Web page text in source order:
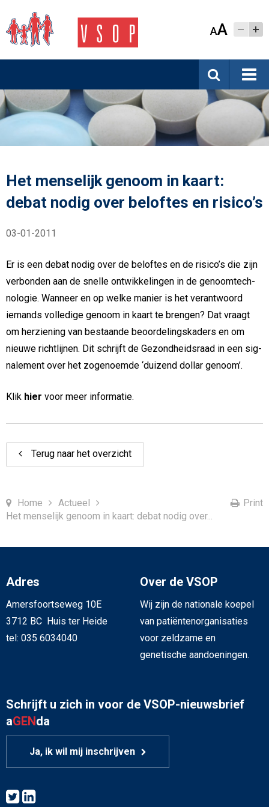
AA
Het menselijk genoom in kaart:
debat nodig over beloftes en risico’s
03-01-2011
Er is een debat nodig over de be­lof­tes en de risico’s die zijn
ver­bon­den aan de snelle ont­wik­ke­lin­gen in de ge­noom­tech­
no­lo­gie. Wanneer en op welke manier is het ver­ant­woord
iemands vol­le­di­ge genoom in kaart te brengen? Dat vraagt
om her­zie­ning van be­staan­de be­oor­de­lings­ka­ders en om
nieuwe richt­lij­nen. Dit schrijft de Ge­zond­heids­raad in een sig­
na­le­ment over het zo­ge­noem­de ‘duizend dollar genoom’.
Klik hier voor meer informatie.
Terug naar het overzicht
Home
Actueel
Het menselijk genoom in kaart: debat nodig over...
Print
Adres
Amersfoortseweg 10E
3712 BC Huis ter Heide
tel: 035 6034040
Over de VSOP
Wij zijn de nationale koepel
van patiëntenorganisaties
voor zeldzame en
genetische aandoeningen.
Schrijft u zich in voor de VSOP-nieuwsbrief
aGENda
Ja, ik wil mij inschrijven